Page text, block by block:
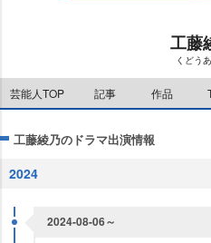
工藤
くどう
芸能人TOP 記事 作品
工藤綾乃のドラマ出演情報
2024
2024-08-06～